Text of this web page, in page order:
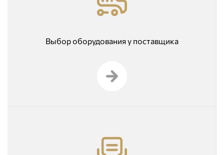
Выбор оборудования у поставщика